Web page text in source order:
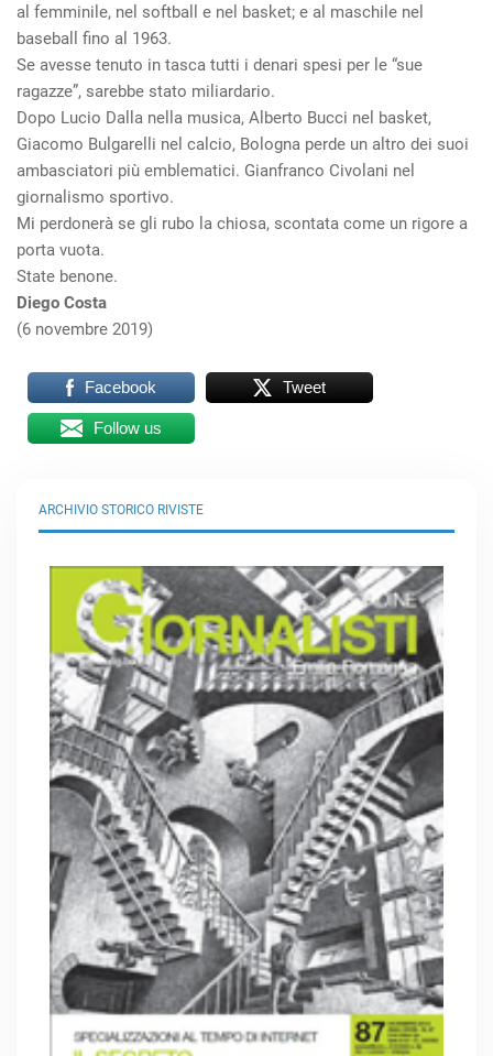
al femminile, nel softball e nel basket; e al maschile nel
baseball fino al 1963.
Se avesse tenuto in tasca tutti i denari spesi per le “sue
ragazze”, sarebbe stato miliardario.
Dopo Lucio Dalla nella musica, Alberto Bucci nel basket,
Giacomo Bulgarelli nel calcio, Bologna perde un altro dei suoi
ambasciatori più emblematici. Gianfranco Civolani nel
giornalismo sportivo.
Mi perdonerà se gli rubo la chiosa, scontata come un rigore a
porta vuota.
State benone.
Diego Costa
(6 novembre 2019)
Facebook Tweet
Follow us
ARCHIVIO STORICO RIVISTE